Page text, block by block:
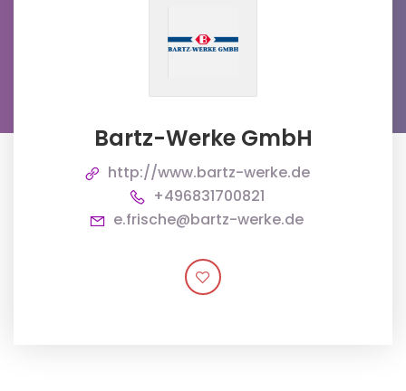
Bartz-Werke GmbH
http://www.bartz-werke.de
+496831700821
e.frische@bartz-werke.de